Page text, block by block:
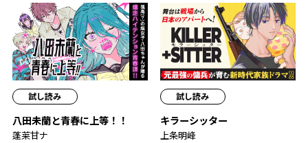
試し読み
八田未蘭と青春に上等！！
蓬莱甘ナ
試し読み
キラーシッター
上条明峰